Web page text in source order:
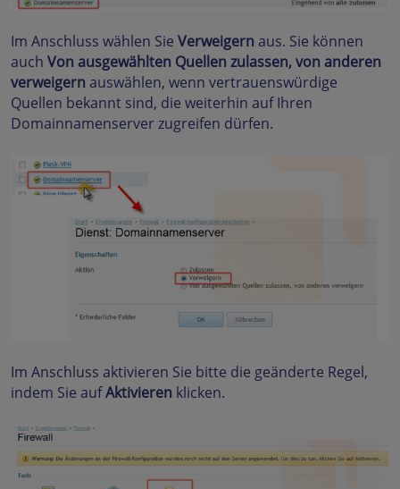
Im Anschluss wählen Sie Verweigern aus. Sie können
auch Von ausgewählten Quellen zulassen, von anderen
verweigern auswählen, wenn vertrauenswürdige
Quellen bekannt sind, die weiterhin auf Ihren
Domainnamenserver zugreifen dürfen.
Im Anschluss aktivieren Sie bitte die geänderte Regel,
indem Sie aufAktivieren klicken.